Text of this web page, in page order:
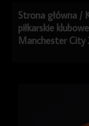
Strona główna /
piłkarskie klubowe
Manchester City